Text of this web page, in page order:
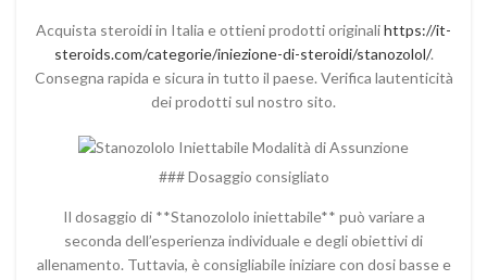
Acquista steroidi in Italia e ottieni prodotti originalihttps://it-
steroids.com/categorie/iniezione-di-steroidi/stanozolol/.
Consegna rapida e sicura in tutto il paese. Verifica lautenticità
dei prodotti sul nostro sito.
### Dosaggio consigliato
Il dosaggio di **Stanozololo iniettabile** può variare a
seconda dell’esperienza individuale e degli obiettivi di
allenamento. Tuttavia, è consigliabile iniziare con dosi basse e